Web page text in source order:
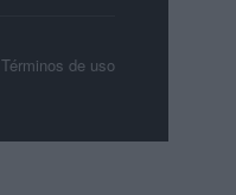
Términos de uso